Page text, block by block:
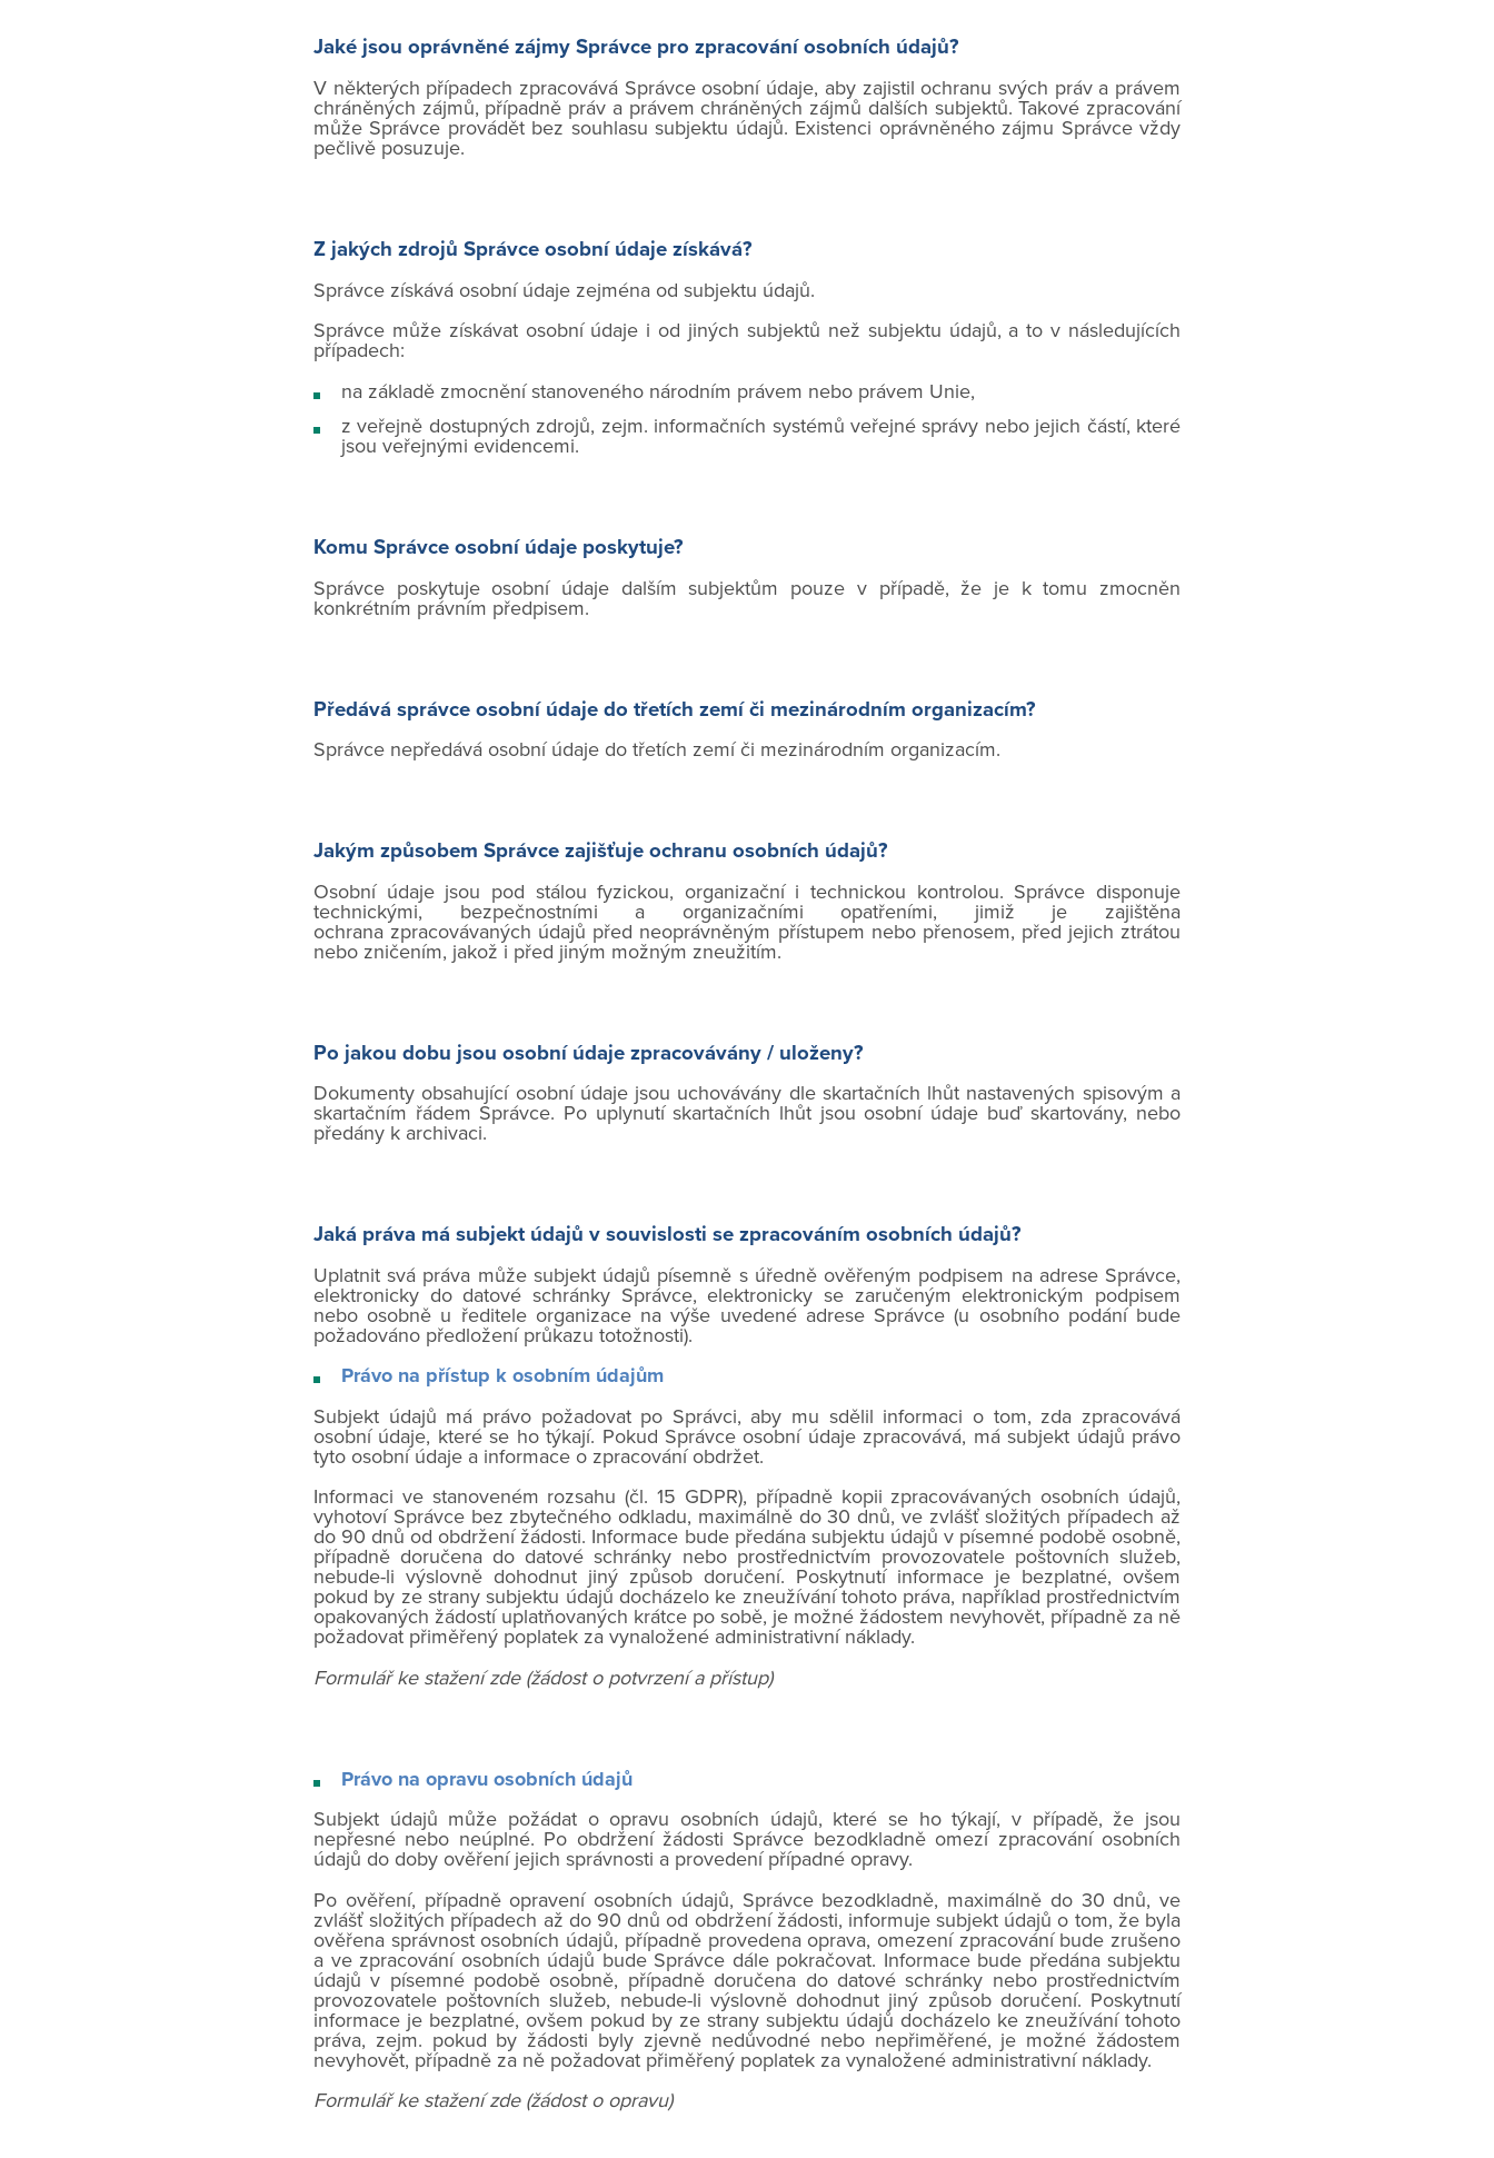
Jaké jsou oprávněné zájmy Správce pro zpracování osobních údajů?
V některých případech zpracovává Správce osobní údaje, aby zajistil ochranu svých práv a právem
chráněných zájmů, případně práv a právem chráněných zájmů dalších subjektů. Takové zpracování
může Správce provádět bez souhlasu subjektu údajů. Existenci oprávněného zájmu Správce vždy
pečlivě posuzuje.
Z jakých zdrojů Správce osobní údaje získává?
Správce získává osobní údaje zejména od subjektu údajů.
Správce může získávat osobní údaje i od jiných subjektů než subjektu údajů, a to v následujících
případech:
na základě zmocnění stanoveného národním právem nebo právem Unie,
z veřejně dostupných zdrojů, zejm. informačních systémů veřejné správy nebo jejich částí, které
jsou veřejnými evidencemi.
Komu Správce osobní údaje poskytuje?
Správce poskytuje osobní údaje dalším subjektům pouze v případě, že je k tomu zmocněn
konkrétním právním předpisem.
Předává správce osobní údaje do třetích zemí či mezinárodním organizacím?
Správce nepředává osobní údaje do třetích zemí či mezinárodním organizacím.
Jakým způsobem Správce zajišťuje ochranu osobních údajů?
Osobní údaje jsou pod stálou fyzickou, organizační i technickou kontrolou. Správce disponuje
technickými, bezpečnostními a organizačními opatřeními, jimiž je zajištěna
ochrana zpracovávaných údajů před neoprávněným přístupem nebo přenosem, před jejich ztrátou
nebo zničením, jakož i před jiným možným zneužitím.
Po jakou dobu jsou osobní údaje zpracovávány / uloženy?
Dokumenty obsahující osobní údaje jsou uchovávány dle skartačních lhůt nastavených spisovým a
skartačním řádem Správce. Po uplynutí skartačních lhůt jsou osobní údaje buď skartovány, nebo
předány k archivaci.
Jaká práva má subjekt údajů v souvislosti se zpracováním osobních údajů?
Uplatnit svá práva může subjekt údajů písemně s úředně ověřeným podpisem na adrese Správce,
elektronicky do datové schránky Správce, elektronicky se zaručeným elektronickým podpisem
nebo osobně u ředitele organizace na výše uvedené adrese Správce (u osobního podání bude
požadováno předložení průkazu totožnosti).
Právo na přístup k osobním údajům
Subjekt údajů má právo požadovat po Správci, aby mu sdělil informaci o tom, zda zpracovává
osobní údaje, které se ho týkají. Pokud Správce osobní údaje zpracovává, má subjekt údajů právo
tyto osobní údaje a informace o zpracování obdržet.
Informaci ve stanoveném rozsahu (čl. 15 GDPR), případně kopii zpracovávaných osobních údajů,
vyhotoví Správce bez zbytečného odkladu, maximálně do 30 dnů, ve zvlášť složitých případech až
do 90 dnů od obdržení žádosti. Informace bude předána subjektu údajů v písemné podobě osobně,
případně doručena do datové schránky nebo prostřednictvím provozovatele poštovních služeb,
nebude-li výslovně dohodnut jiný způsob doručení. Poskytnutí informace je bezplatné, ovšem
pokud by ze strany subjektu údajů docházelo ke zneužívání tohoto práva, například prostřednictvím
opakovaných žádostí uplatňovaných krátce po sobě, je možné žádostem nevyhovět, případně za ně
požadovat přiměřený poplatek za vynaložené administrativní náklady.
Formulář ke stažení zde(žádost o potvrzení a přístup)
Právo na opravu osobních údajů
Subjekt údajů může požádat o opravu osobních údajů, které se ho týkají, v případě, že jsou
nepřesné nebo neúplné. Po obdržení žádosti Správce bezodkladně omezí zpracování osobních
údajů do doby ověření jejich správnosti a provedení případné opravy.
Po ověření, případně opravení osobních údajů, Správce bezodkladně, maximálně do 30 dnů, ve
zvlášť složitých případech až do 90 dnů od obdržení žádosti, informuje subjekt údajů o tom, že byla
ověřena správnost osobních údajů, případně provedena oprava, omezení zpracování bude zrušeno
a ve zpracování osobních údajů bude Správce dále pokračovat. Informace bude předána subjektu
údajů v písemné podobě osobně, případně doručena do datové schránky nebo prostřednictvím
provozovatele poštovních služeb, nebude-li výslovně dohodnut jiný způsob doručení. Poskytnutí
informace je bezplatné, ovšem pokud by ze strany subjektu údajů docházelo ke zneužívání tohoto
práva, zejm. pokud by žádosti byly zjevně nedůvodné nebo nepřiměřené, je možné žádostem
nevyhovět, případně za ně požadovat přiměřený poplatek za vynaložené administrativní náklady.
Formulář ke stažení zde(žádost o opravu)